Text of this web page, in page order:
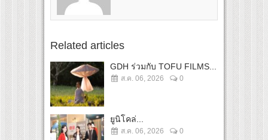
Related articles
GDH ร่วมกับ TOFU FILMS...
ส.ค. 06, 2026 0
ยูนิโคล่...
ส.ค. 06, 2026 0